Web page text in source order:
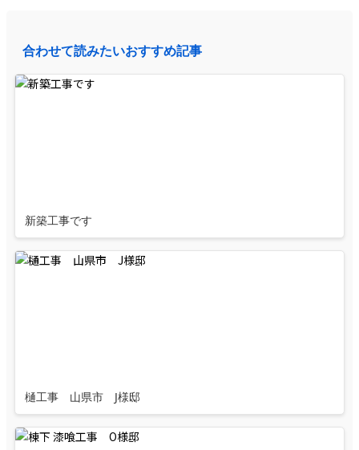
合わせて読みたいおすすめ記事
新築工事です
樋工事 山県市 J様邸